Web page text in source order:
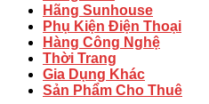
Hãng Sunhouse
Phụ Kiện Điện Thoại
Hàng Công Nghệ
Thời Trang
Gia Dụng Khác
Sản Phẩm Cho Thuê